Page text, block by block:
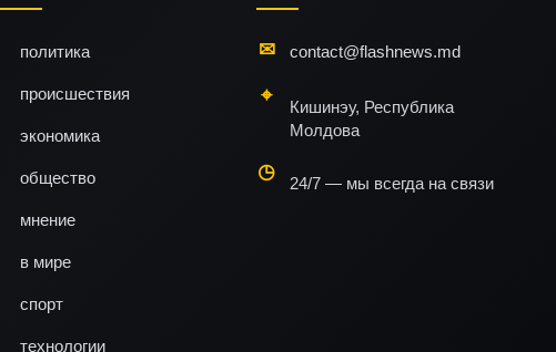
политика
происшествия
экономика
общество
мнение
в мире
спорт
технологии
contact@flashnews.md
Кишинэу, Республика
Молдова
24/7 — мы всегда на связи